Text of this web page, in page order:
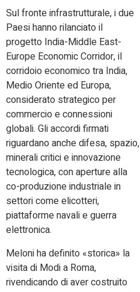
Sul fronte infrastrutturale, i due
Paesi hanno rilanciato il
progetto India-Middle East-
Europe Economic Corridor, il
corridoio economico tra India,
Medio Oriente ed Europa,
considerato strategico per
commercio e connessioni
globali. Gli accordi firmati
riguardano anche difesa, spazio,
minerali critici e innovazione
tecnologica, con aperture alla
co-produzione industriale in
settori come elicotteri,
piattaforme navali e guerra
elettronica.
Meloni ha definito «storica» la
visita di Modi a Roma,
rivendicando di aver costruito